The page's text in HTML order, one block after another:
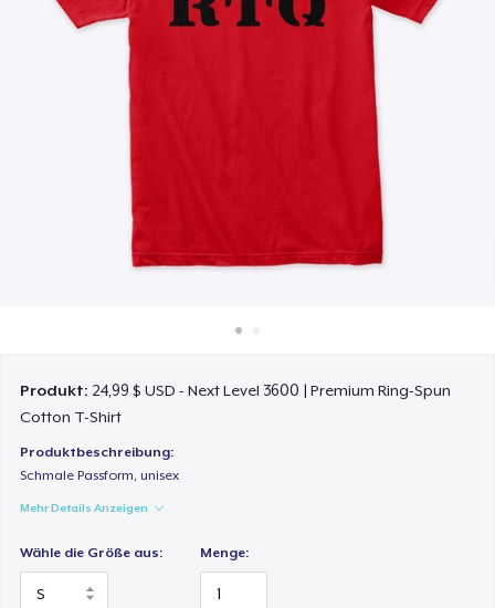
Produkt: 24,99 $ USD - Next Level 3600 | Premium Ring-Spun
Cotton T-Shirt
Produktbeschreibung:
Schmale Passform, unisex
Mehr Details Anzeigen
Wähle die Größe aus: Menge: